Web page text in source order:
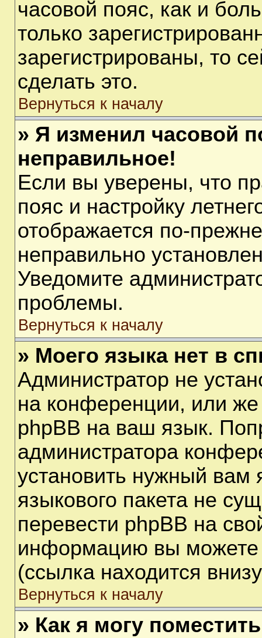
часовой пояс, как и
только
зарегистрированы, то
сделать это.
Вернуться к началу
» Я изменил часовой
неправильное!
Если вы уверены, что
пояс и настройку
отображается по-
неправильно
Уведомите
проблемы.
Вернуться к началу
» Моего языка нет в
Администратор не
на конференции, или же
phpBB на ваш язык.
администратора
установить нужный вам
языкового пакета не
перевести phpBB на
информацию вы можете
(ссылка находится
Вернуться к началу
» Как я могу